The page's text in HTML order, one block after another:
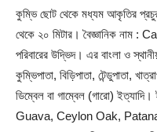
কুম্ভি ছোট থেকে মধ্যম আকৃতির প্রচুর
থেকে ২০ মিটার। বৈজ্ঞানিক
পরিবারের উদ্ভিদ। এর বাংলা ও
কুম্ভিপাতা, বিড়িপাতা, টেন্ডুপাতা,
ডিম্বেল বা গাম্বেল (গারো)
Guava, Ceylon Oak, Patana